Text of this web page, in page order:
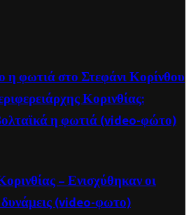
η φωτιά στο Στεφάνι Κορίνθου
Κορινθίας:
η φωτιά (video-φώτο)
– Ενισχύθηκαν οι
δυνάμεις (video-φωτο)